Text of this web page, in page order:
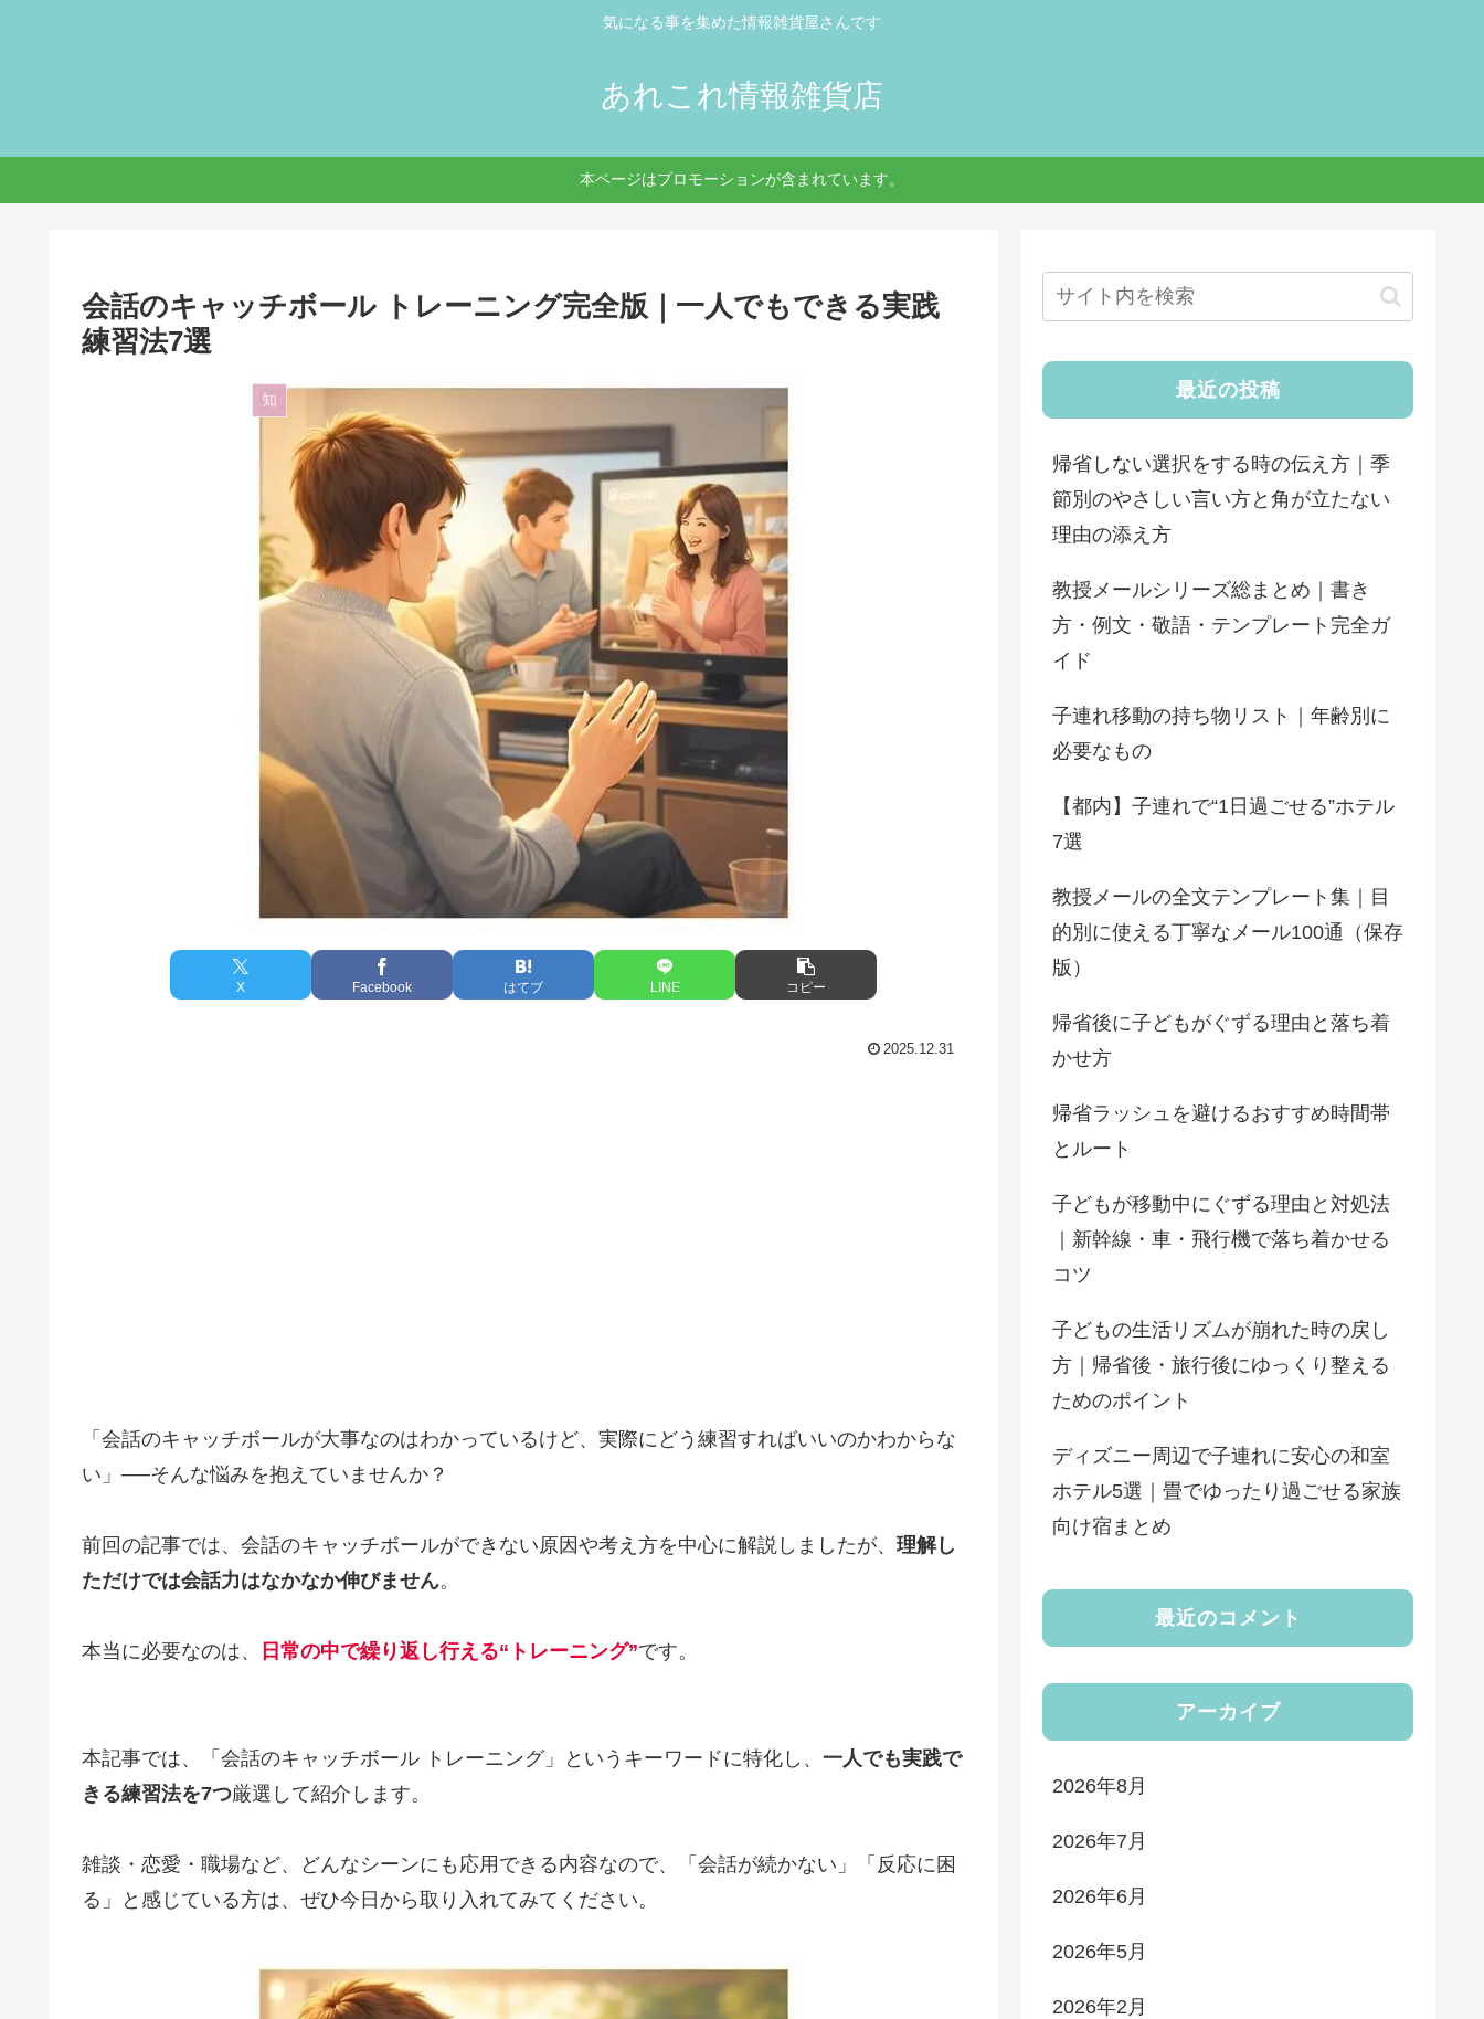
気になる事を集めた情報雑貨屋さんです
あれこれ情報雑貨店
本ページはプロモーションが含まれています。
会話のキャッチボール トレーニング完全版｜一人でもできる実践
練習法7選
知
X Facebook はてブ LINE コピー
2025.12.31
「会話のキャッチボールが大事なのはわかっているけど、実際にどう練習すればいいのかわからな
い」──そんな悩みを抱えていませんか？
前回の記事では、会話のキャッチボールができない原因や考え方を中心に解説しましたが、 理解し
ただけでは会話力はなかなか伸びません。
本当に必要なのは、 日常の中で繰り返し行える“トレーニング”です。
本記事では、「会話のキャッチボール トレーニング」というキーワードに特化し、 一人でも実践で
きる練習法を7つ厳選して紹介します。
雑談・恋愛・職場など、どんなシーンにも応用できる内容なので、「会話が続かない」「反応に困
る」と感じている方は、ぜひ今日から取り入れてみてください。
最近の投稿
帰省しない選択をする時の伝え方｜季
節別のやさしい言い方と角が立たない
理由の添え方
教授メールシリーズ総まとめ｜書き
方・例文・敬語・テンプレート完全ガ
イド
子連れ移動の持ち物リスト｜年齢別に
必要なもの
【都内】子連れで“1日過ごせる”ホテル
7選
教授メールの全文テンプレート集｜目
的別に使える丁寧なメール100通（保存
版）
帰省後に子どもがぐずる理由と落ち着
かせ方
帰省ラッシュを避けるおすすめ時間帯
とルート
子どもが移動中にぐずる理由と対処法
｜新幹線・車・飛行機で落ち着かせる
コツ
子どもの生活リズムが崩れた時の戻し
方｜帰省後・旅行後にゆっくり整える
ためのポイント
ディズニー周辺で子連れに安心の和室
ホテル5選｜畳でゆったり過ごせる家族
向け宿まとめ
最近のコメント
アーカイブ
2026年8月
2026年7月
2026年6月
2026年5月
2026年2月